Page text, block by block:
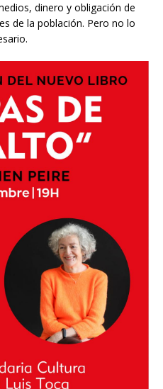
dinero y obligación de
de la población. Pero no lo